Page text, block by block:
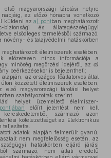
első magyarországi tárolási helyre
az előző hónapra vonatkozó
küldeni aza) pontban meghatározott
biztonsági és állategészségügyi
elsődleges termelésből származó,
növény- és talajvédelmi hatáskörben
élelmiszerek esetében,
előzetesen nincs információja a
minőség megőrzési idejéről, az a)
beérkezésekor is bejelentheti;
alapján, az országos főállatorvos által
közzétett élelmiszerek esetében,
első magyarországi tárolási helyet
szabályozottak szerint.
helyet üzemeltető élelmiszer-
előírt jelentést nem kell
származó azon
kötelezettséget az Elektronikus
teljesítette.
adatok alapján felmerült gyanú,
nem megfelelősség esetén, az
hatáskörben eljáró járási
származó, nem állati eredetű